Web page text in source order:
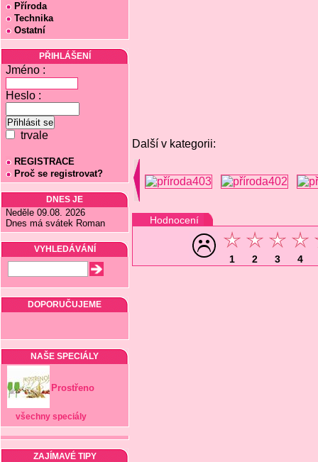
Příroda
Technika
Ostatní
PŘIHLÁŠENÍ
Jméno :
Heslo :
trvale
REGISTRACE
Proč se registrovat?
DNES JE
Neděle 09.08. 2026
Dnes má svátek Roman
VYHLEDÁVÁNÍ
DOPORUČUJEME
NAŠE SPECIÁLY
Prostřeno
všechny speciály
ZAJÍMAVÉ TIPY
Další v kategorii:
Hodnocení
1 2 3 4